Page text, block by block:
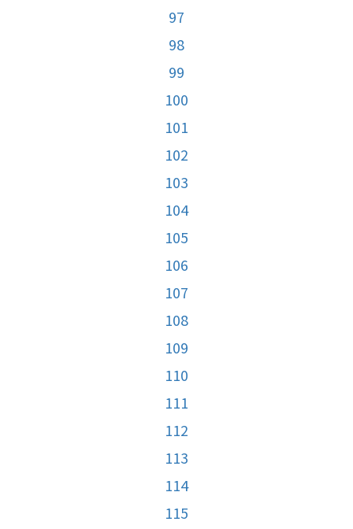
97
98
99
100
101
102
103
104
105
106
107
108
109
110
111
112
113
114
115